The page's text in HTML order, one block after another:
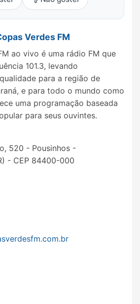
Verdes FM
ao vivo é uma rádio FM que
101.3, levando
para a região de
e para todo o mundo como
uma programação baseada
para seus ouvintes.
520 - Pousinhos -
- CEP 84400-000